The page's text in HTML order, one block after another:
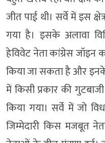
जीत पाई थी। सर्वे में इस
गया है। इसके अलावा
हेविवेट नेता कांग्रेस जॉइन
किया जा सकता है और इनके
में किसी प्रकार की
किया गया। सर्वे में जो
जिम्मेदारी किस मजबूत